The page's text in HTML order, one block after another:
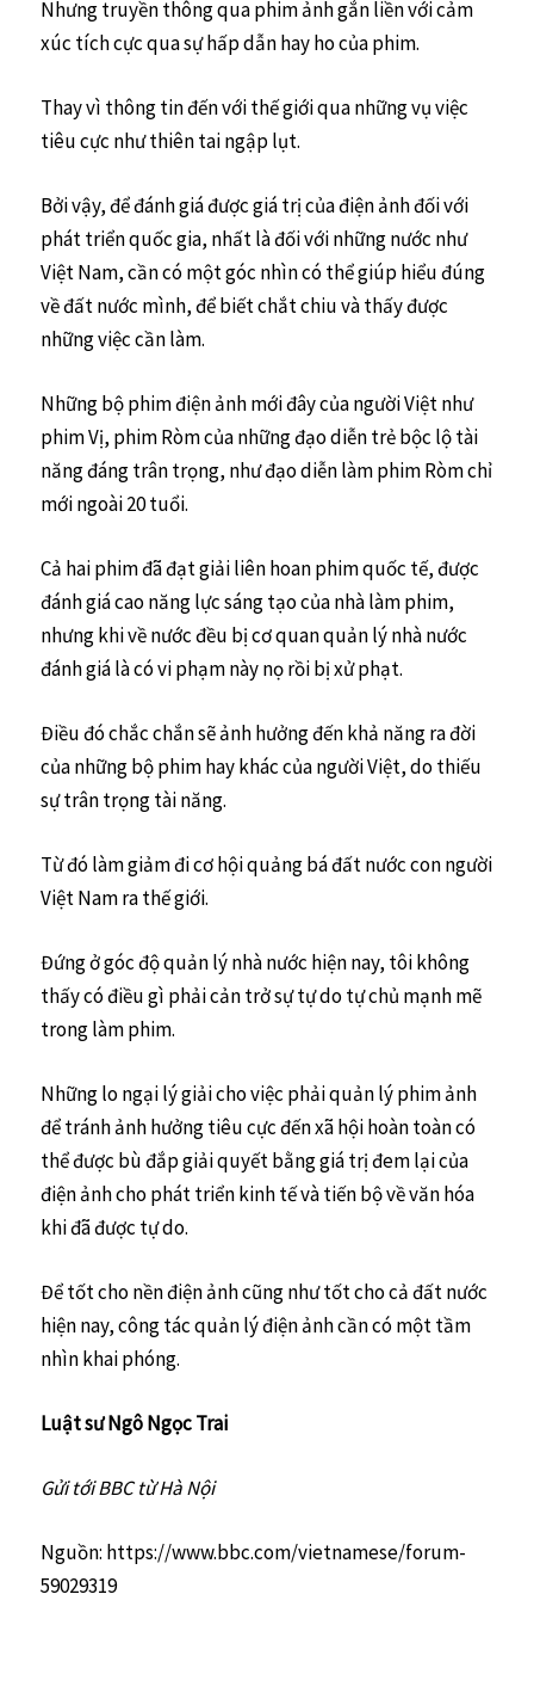
Nhưng truyền thông qua phim ảnh gắn liền với cảm
xúc tích cực qua sự hấp dẫn hay ho của phim.
Thay vì thông tin đến với thế giới qua những vụ việc
tiêu cực như thiên tai ngập lụt.
Bởi vậy, để đánh giá được giá trị của điện ảnh đối với
phát triển quốc gia, nhất là đối với những nước như
Việt Nam, cần có một góc nhìn có thể giúp hiểu đúng
về đất nước mình, để biết chắt chiu và thấy được
những việc cần làm.
Những bộ phim điện ảnh mới đây của người Việt như
phim Vị, phim Ròm của những đạo diễn trẻ bộc lộ tài
năng đáng trân trọng, như đạo diễn làm phim Ròm chỉ
mới ngoài 20 tuổi.
Cả hai phim đã đạt giải liên hoan phim quốc tế, được
đánh giá cao năng lực sáng tạo của nhà làm phim,
nhưng khi về nước đều bị cơ quan quản lý nhà nước
đánh giá là có vi phạm này nọ rồi bị xử phạt.
Điều đó chắc chắn sẽ ảnh hưởng đến khả năng ra đời
của những bộ phim hay khác của người Việt, do thiếu
sự trân trọng tài năng.
Từ đó làm giảm đi cơ hội quảng bá đất nước con người
Việt Nam ra thế giới.
Đứng ở góc độ quản lý nhà nước hiện nay, tôi không
thấy có điều gì phải cản trở sự tự do tự chủ mạnh mẽ
trong làm phim.
Những lo ngại lý giải cho việc phải quản lý phim ảnh
để tránh ảnh hưởng tiêu cực đến xã hội hoàn toàn có
thể được bù đắp giải quyết bằng giá trị đem lại của
điện ảnh cho phát triển kinh tế và tiến bộ về văn hóa
khi đã được tự do.
Để tốt cho nền điện ảnh cũng như tốt cho cả đất nước
hiện nay, công tác quản lý điện ảnh cần có một tầm
nhìn khai phóng.
Luật sư Ngô Ngọc Trai
Gửi tới BBC từ Hà Nội
Nguồn: https://www.bbc.com/vietnamese/forum-
59029319